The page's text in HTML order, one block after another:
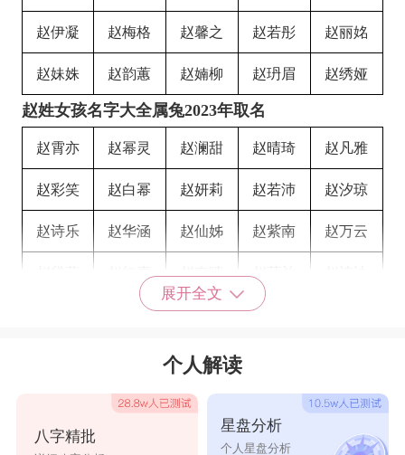
赵伊凝 赵梅格 赵馨之 赵若彤 赵丽姳
赵妹姝 赵韵蕙 赵婻柳 赵玬眉 赵绣娅
赵姓女孩名字大全属兔2023年取名
赵霄亦 赵幂灵 赵澜甜 赵晴琦 赵凡雅
赵彩笑 赵白幂 赵妍莉 赵若沛 赵汐琼
赵诗乐 赵华涵 赵仙姊 赵紫南 赵万云
赵南晴 赵菡兰
赵万雪 赵安筠 赵可昕
赵玟纽
赵箫洄 赵璠之 赵芩瑶 赵掸恋
赵煖畅 赵晶寄 赵皎丝
展开全文
个人解读
八字精批
星盘分析
个人星盘分析